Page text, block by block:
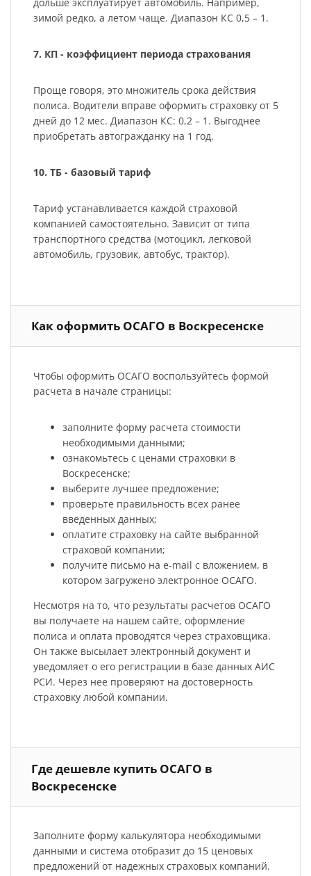
зимой редко, а летом чаще. Диапазон КС 0,5 – 1.
7. КП - коэффициент периода страхования
Проще говоря, это множитель срока действия
полиса. Водители вправе оформить страховку от 5
дней до 12 мес. Диапазон КС: 0,2 – 1. Выгоднее
приобретать автогражданку на 1 год.
10. ТБ - базовый тариф
Тариф устанавливается каждой страховой
компанией самостоятельно. Зависит от типа
транспортного средства (мотоцикл, легковой
автомобиль, грузовик, автобус, трактор).
Как оформить ОСАГО в Воскресенске
Чтобы оформить ОСАГО воспользуйтесь формой
расчета в начале страницы:
заполните форму расчета стоимости
необходимыми данными;
ознакомьтесь с ценами страховки в
Воскресенске;
выберите лучшее предложение;
проверьте правильность всех ранее
введенных данных;
оплатите страховку на сайте выбранной
страховой компании;
получите письмо на e-mail с вложением, в
котором загружено электронное ОСАГО.
Несмотря на то, что результаты расчетов ОСАГО
вы получаете на нашем сайте, оформление
полиса и оплата проводятся через страховщика.
Он также высылает электронный документ и
уведомляет о его регистрации в базе данных АИС
РСИ. Через нее проверяют на достоверность
страховку любой компании.
Где дешевле купить ОСАГО в
Воскресенске
Заполните форму калькулятора необходимыми
данными и система отобразит до 15 ценовых
предложений от надежных страховых компаний.